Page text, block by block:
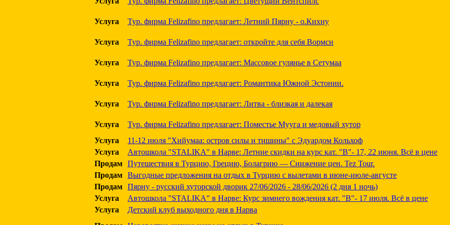
Услуга Тур. фирма Felizafino предлагает: Летний Пярну - о.Кихну
Услуга Тур. фирма Felizafino предлагает: откройте для себя Вормси
Услуга Тур. фирма Felizafino предлагает: Массовое гулянье в Сетумаа
Услуга Тур. фирма Felizafino предлагает: Романтика Южной Эстонии.
Услуга Тур. фирма Felizafino предлагает: Литва - близкая и далекая
Услуга
Тур. фирма Felizafino предлагает: Поместье Мууга и медовый хутор
Услуга
11-12 июля "Хийумаа: остров силы и тишины" с Эдуардом Кольхоф
Услуга
Автошкола "STALIKA" в Нарве: Летние скидки на курс кат. "В"- 17, 22 июня. Всё в цене
Продам Путешествия в Турцию, Грецию, Болагрию — Снижение цен. Tez Tour.
Продам Выгодные предложения на отдых в Турцию с вылетами в июне-июле-августе
Продам Пярну - русский хуторской дворик 27/06/2026 - 28/06/2026 (2 дня 1 ночь)
Услуга
Автошкола "STALIKA" в Нарве: Курс зимнего вождения кат. "В"- 17 июля. Всё в цене
Услуга
Детский клуб выходного дня в Нарва